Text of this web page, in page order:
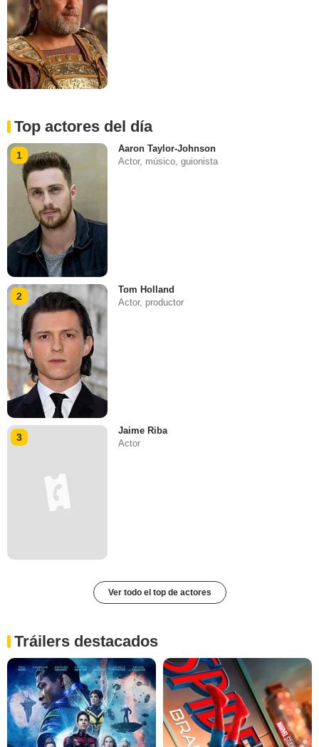
Top actores del día
1
Aaron Taylor-Johnson
Actor, músico, guionista
2
Tom Holland
Actor, productor
3
Jaime Riba
Actor
Ver todo el top de actores
Tráilers destacados